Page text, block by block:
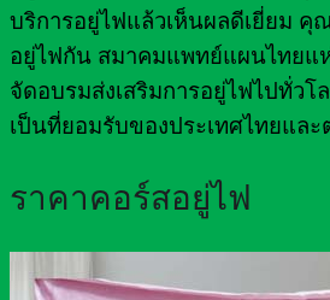
บริการอยู่ไฟแล้วเห็นผลดีเยี่ยม คุ
อยู่ไฟกัน สมาคมแพทย์แผนไทยแห่
จัดอบรมส่งเสริมการอยู่ไฟไปทั่วโ
เป็นที่ยอมรับของประเทศไทยและ
ราคาคอร์สอยู่ไฟ